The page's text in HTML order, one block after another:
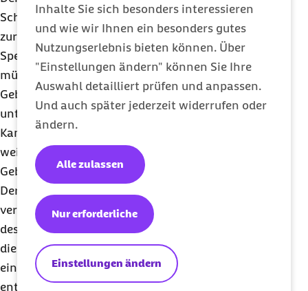
Inhalte Sie sich besonders interessieren
und wie wir Ihnen ein besonders gutes
Nutzungserlebnis bieten können. Über
"Einstellungen ändern" können Sie Ihre
Auswahl detailliert prüfen und anpassen.
Und auch später jederzeit widerrufen oder
ändern.
Einstellungen ändern
Nur erforderliche
Alle zulassen
Scheide und Gebärmutter; er ist sozusagen die Tür
zur Gebärmutter und ein wichtiges Hindernis, das
Spermien auf dem Weg zur Eizelle passieren
müssen. Hinter dem Muttermund befindet sich der
Gebärmutterhals. Der Gebärmutterhals bildet den
untersten Teil der Gebärmutter und ist wie ein
Kanal geformt. Hinter dem inneren Muttermund
weitet sich die Gebärmutter zum sogenannten
Gebärmutterkörper.
Der Gebärmutterhals und der äußere Muttermund
verändern ihre Position und Festigkeit im Verlauf
des Zyklus. Durch tägliches Tasten können Sie
diese Veränderungen erspüren. Führen Sie dazu
einen Finger an der vorderen Scheidenwand
entlang in den Körper. So stoßen Sie automatisch